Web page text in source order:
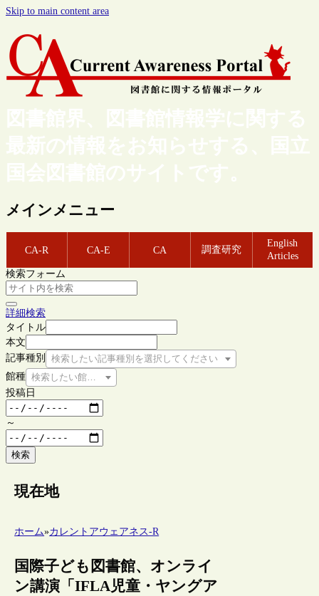
Skip to main content area
図書館界、図書館情報学に関する
最新の情報をお知らせする、国立
国会図書館のサイトです。
メインメニュー
CA-R CA-E CA 調査研究
English
Articles
検索フォーム
詳細検索
タイトル
本文
記事種別
検索したい記事種別を選択してください
館種 検索したい館種を選択してください
投稿日
～
検索
現在地
ホーム»カレントアウェアネス-R
国際子ども図書館、オンライ
ン講演「IFLA児童・ヤングア